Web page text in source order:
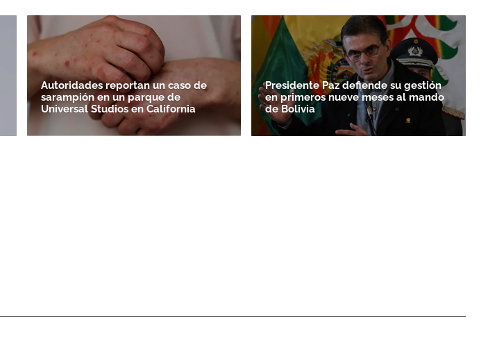
Autoridades reportan un caso de
sarampión en un parque de
Universal Studios en California
Presidente Paz defiende su gestión
en primeros nueve meses al mando
de Bolivia